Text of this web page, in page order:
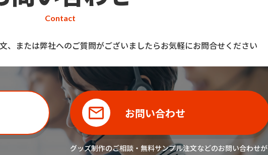
Contact
、または弊社へのご質問がございましたらお気軽にお問合せください
お問い合わせ
グッズ制作のご相談・無料サンプル注文などのお問い合わせが